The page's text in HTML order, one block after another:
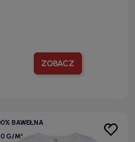
ZOBACZ
BAWEŁNA
G/M²